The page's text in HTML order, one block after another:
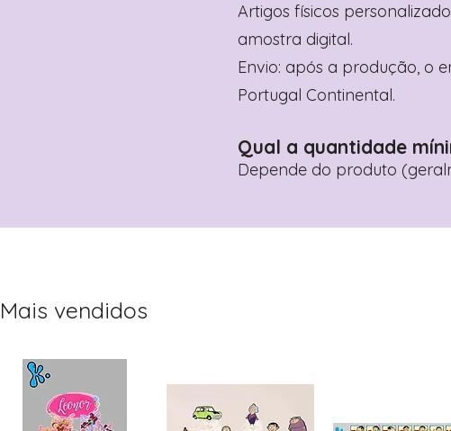
Artigos físicos
amostra digital.
Envio: após a produção, o
Portugal Continental.
Qual a quantidade
Depende do produto
Mais vendidos